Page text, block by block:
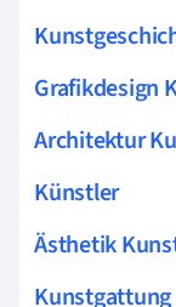
Grafikdesign
Architektur
Künstler
Ästhetik
Kunstgattung